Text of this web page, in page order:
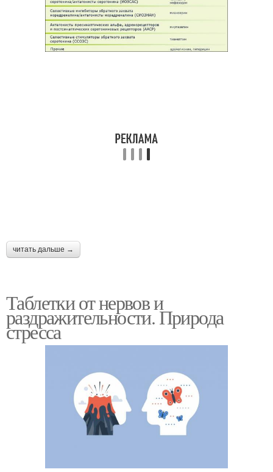
читать дальше →
Таблетки от нервов и
раздражительности. Природа
стресса